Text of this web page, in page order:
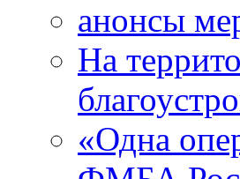
анонсы
На
«Одна